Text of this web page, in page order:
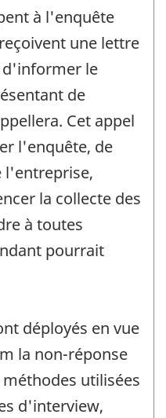
à l'enquête
une lettre
le
de
Cet appel
l'enquête, de
l'entreprise,
la collecte des
à toutes
pourrait
déployés en vue
la non-réponse
utilisées
d'interview,